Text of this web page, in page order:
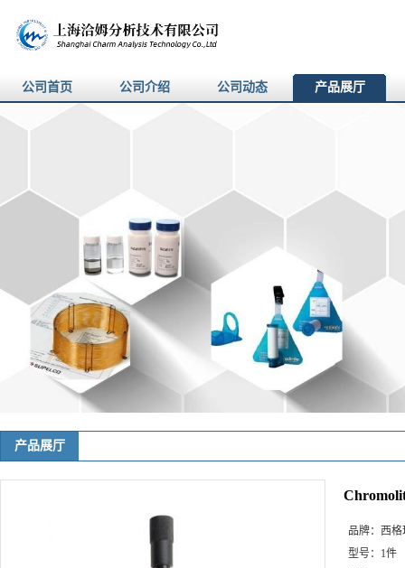
公司首页 公司介绍 公司动态 产品展厅
产品展厅
品牌： 西格
型号： 1件